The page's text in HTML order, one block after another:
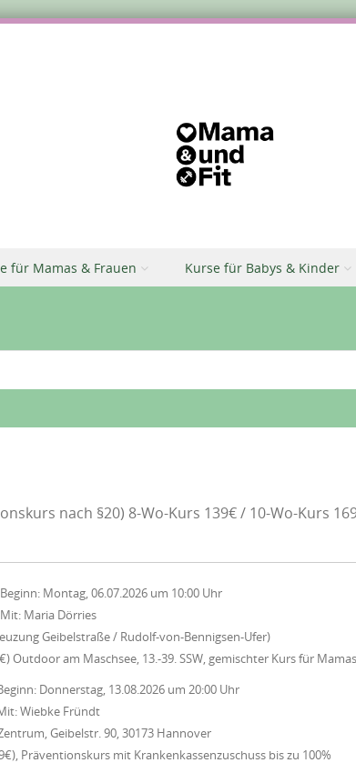
für Mamas & Frauen Kurse für Babys & Kinder
nach §20) 8-Wo-Kurs 139€ / 10-Wo-Kurs
Beginn: Montag, 06.07.2026 um 10:00 Uhr
Mit: Maria Dörries
Geibelstraße / Rudolf-von-Bennigsen-Ufer)
Outdoor am Maschsee, 13.-39. SSW, gemischter Kurs für
Donnerstag, 13.08.2026 um 20:00 Uhr
Wiebke Fründt
Geibelstr. 90, 30173 Hannover
Präventionskurs mit Krankenkassenzuschuss bis zu 100%